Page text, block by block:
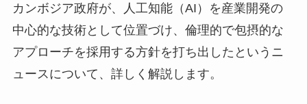
カンボジア政府が、人工知能（AI）を産業開発の
中心的な技術として位置づけ、倫理的で包摂的な
アプローチを採用する方針を打ち出したというニ
ュースについて、詳しく解説します。